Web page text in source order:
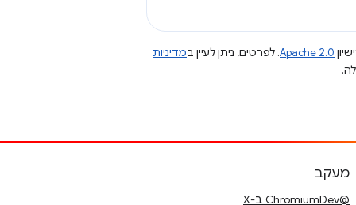
Apache 2.0. לפרטים, ניתן לעיין במדיניות
מעקב
@ChromiumDev ב-X